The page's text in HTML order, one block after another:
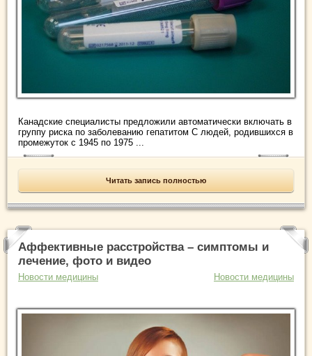
Канадские специалисты предложили автоматически включать в
группу риска по заболеванию гепатитом С людей, родившихся в
промежуток с 1945 по 1975 ...
Читать запись полностью
Аффективные расстройства – симптомы и
лечение, фото и видео
Новости медицины Новости медицины